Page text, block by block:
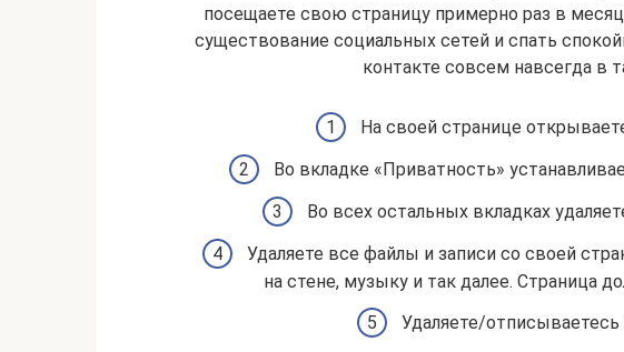
посещаете свою страницу примерно раз в
существование социальных сетей и спать
контакте совсем навсегда в
На своей странице
Во вкладке «Приватность»
Во всех остальных вкладках
Удаляете все файлы и записи со своей
на стене, музыку и так далее. Страница
Удаляете/отписываетесь